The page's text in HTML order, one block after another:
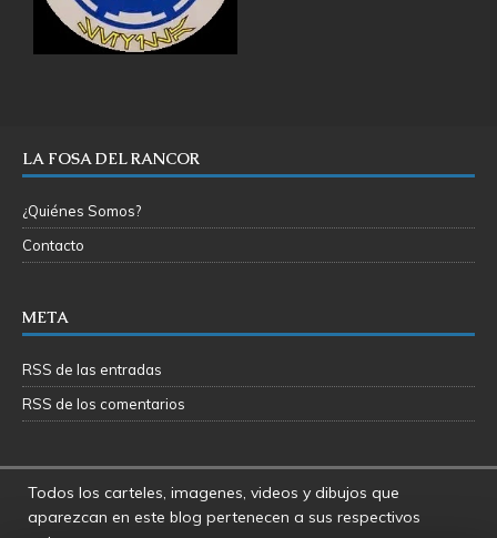
LA FOSA DEL RANCOR
¿Quiénes Somos?
Contacto
META
RSS de las entradas
RSS de los comentarios
Todos los carteles, imagenes, videos y dibujos que
aparezcan en este blog pertenecen a sus respectivos